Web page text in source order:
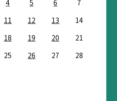
4 5 6
7
11 12 13
14
18 19 20
21
25 26 27
28